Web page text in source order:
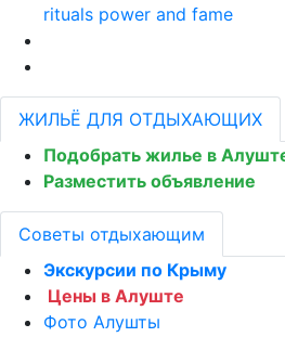
rituals power and fame
ЖИЛЬЁ ДЛЯ ОТДЫХАЮЩИХ
Подобрать жилье в
Разместить объявление
Советы отдыхающим
Экскурсии по Крыму
Цены в Алуште
Фото Алушты